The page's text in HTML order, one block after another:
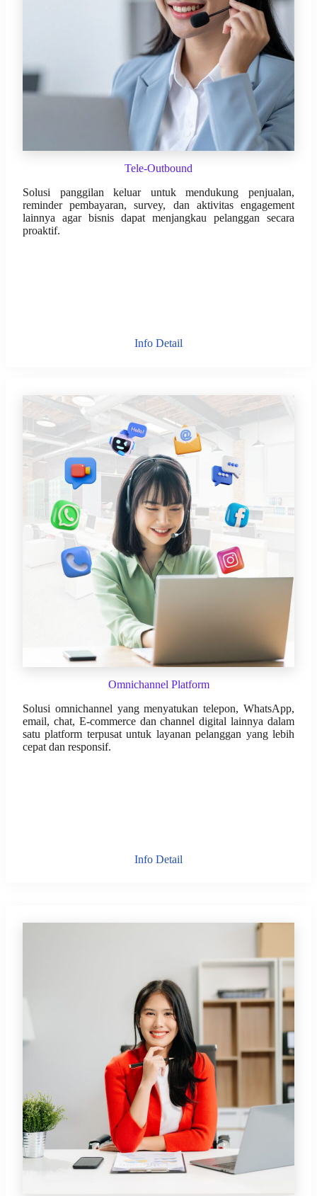
Tele-Outbound
Solusi panggilan keluar untuk mendukung penjualan,
reminder pembayaran, survey, dan aktivitas engagement
lainnya agar bisnis dapat menjangkau pelanggan secara
proaktif.
Info Detail
Omnichannel Platform
Solusi omnichannel yang menyatukan telepon, WhatsApp,
email, chat, E-commerce dan channel digital lainnya dalam
satu platform terpusat untuk layanan pelanggan yang lebih
cepat dan responsif.
Info Detail